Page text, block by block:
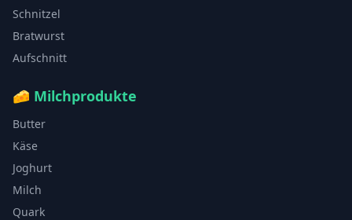
Schnitzel
Bratwurst
Aufschnitt
🧀 Milchprodukte
Butter
Käse
Joghurt
Milch
Quark